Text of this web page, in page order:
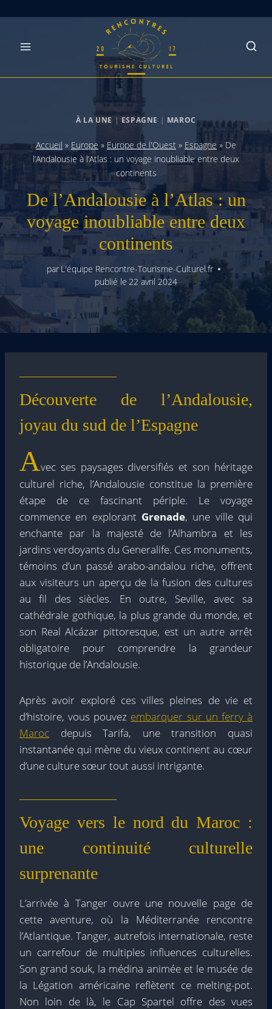
À LA UNE | ESPAGNE | MAROC
Accueil » Europe » Europe de l'Ouest » Espagne » De
l’Andalousie à l’Atlas : un voyage inoubliable entre deux
continents
De l’Andalousie à l’Atlas : un
voyage inoubliable entre deux
continents
parL'équipe Rencontre-Tourisme-Culturel.fr
publié le 22 avril 2024
Découverte de l’Andalousie,
joyau du sud de l’Espagne
Avec ses paysages diversifiés et son héritage
culturel riche, l’Andalousie constitue la première
étape de ce fascinant périple. Le voyage
commence en explorant Grenade, une ville qui
enchante par la majesté de l’Alhambra et les
jardins verdoyants du Generalife. Ces monuments,
témoins d’un passé arabo-andalou riche, offrent
aux visiteurs un aperçu de la fusion des cultures
au fil des siècles. En outre, Seville, avec sa
cathédrale gothique, la plus grande du monde, et
son Real Alcázar pittoresque, est un autre arrêt
obligatoire pour comprendre la grandeur
historique de l’Andalousie.
Après avoir exploré ces villes pleines de vie et
d’histoire, vous pouvez embarquer sur un ferry à
Maroc depuis Tarifa, une transition quasi
instantanée qui mène du vieux continent au cœur
d’une culture sœur tout aussi intrigante.
Voyage vers le nord du Maroc :
une continuité culturelle
surprenante
L’arrivée à Tanger ouvre une nouvelle page de
cette aventure, où la Méditerranée rencontre
l’Atlantique. Tanger, autrefois internationale, reste
un carrefour de multiples influences culturelles.
Son grand souk, la médina animée et le musée de
la Légation américaine reflètent ce melting-pot.
Non loin de là, le Cap Spartel offre des vues